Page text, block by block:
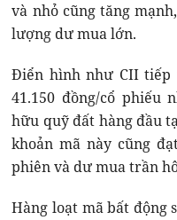
và nhỏ cũng tăng
lượng dư mua lớn.
Điển hình như CII
41.150 đồng/cổ
hữu quỹ đất hàng đầu
khoản mã này cũng
phiên và dư mua trần
Hàng loạt mã bất động